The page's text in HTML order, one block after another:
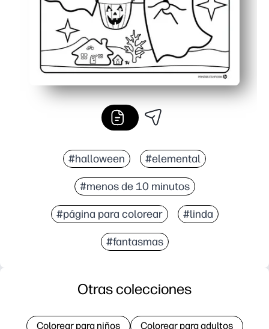
#halloween #elemental
#menos de 10 minutos
#página para colorear #linda
#fantasmas
Otras colecciones
Colorear para niños Colorear para adultos